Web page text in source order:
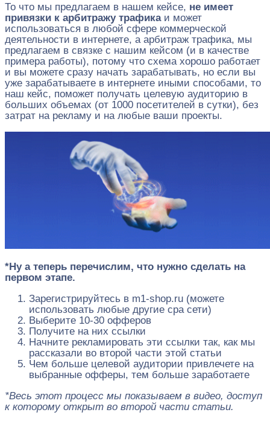
То что мы предлагаем в нашем кейсе, не имеет
привязки к арбитражу трафикаи может
использоваться в любой сфере коммерческой
деятельности в интернете, а арбитраж трафика, мы
предлагаем в связке с нашим кейсом (и в качестве
примера работы), потому что схема хорошо работает
и вы можете сразу начать зарабатывать, но если вы
уже зарабатываете в интернете иными способами, то
наш кейс, поможет получать целевую аудиторию в
больших объемах (от 1000 посетителей в сутки), без
затрат на рекламу и на любые ваши проекты.
*Ну а теперь перечислим, что нужно сделать на
первом этапе.
Зарегистрируйтесь в m1-shop.ru (можете
использовать любые другие cpa сети)
Выберите 10-30 офферов
Получите на них ссылки
Начните рекламировать эти ссылки так, как мы
рассказали во второй части этой статьи
Чем больше целевой аудитории привлечете на
выбранные офферы, тем больше заработаете
*Весь этот процесс мы показываем в видео, доступ
к которому открыт во второй части статьи.